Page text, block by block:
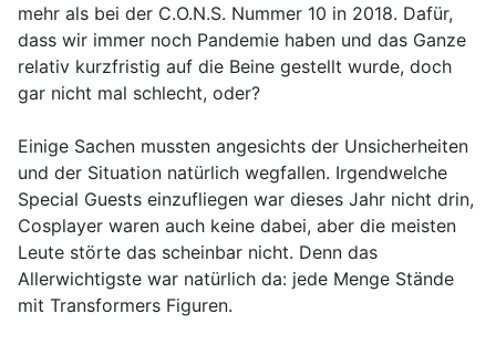
mehr als bei der C.O.N.S. Nummer 10 in 2018. Dafür,
dass wir immer noch Pandemie haben und das Ganze
relativ kurzfristig auf die Beine gestellt wurde, doch
gar nicht mal schlecht, oder?
Einige Sachen mussten angesichts der Unsicherheiten
und der Situation natürlich wegfallen. Irgendwelche
Special Guests einzufliegen war dieses Jahr nicht drin,
Cosplayer waren auch keine dabei, aber die meisten
Leute störte das scheinbar nicht. Denn das
Allerwichtigste war natürlich da: jede Menge Stände
mit Transformers Figuren.